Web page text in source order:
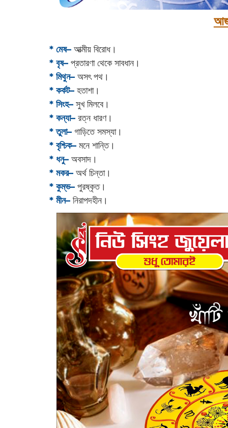
* মেষ– আত্মীয় বিরোধ।
* বৃষ– প্রতারণা থেকে সাবধান।
* মিথুন– অসৎ পথ।
* কর্কট– হতাশা।
* সিংহ– সুখ মিলবে।
* কন্যা– রত্ন ধারণ।
* তুলা– গাড়িতে সমস্যা।
* বৃশ্চিক– মনে শান্তি।
* ধনু– অবসাদ।
* মকর– অর্থ চিন্তা।‌
* কুম্ভ– পুরষ্কৃত।
* মীন– নিরাপদহীন।‌‌‌‌